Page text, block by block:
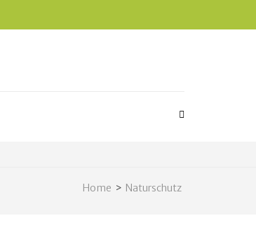
Home > Naturschutz